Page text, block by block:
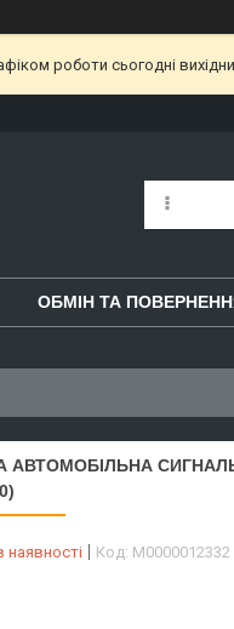
роботи сьогодні
ОБМІН ТА
наявності Код: М0000012332